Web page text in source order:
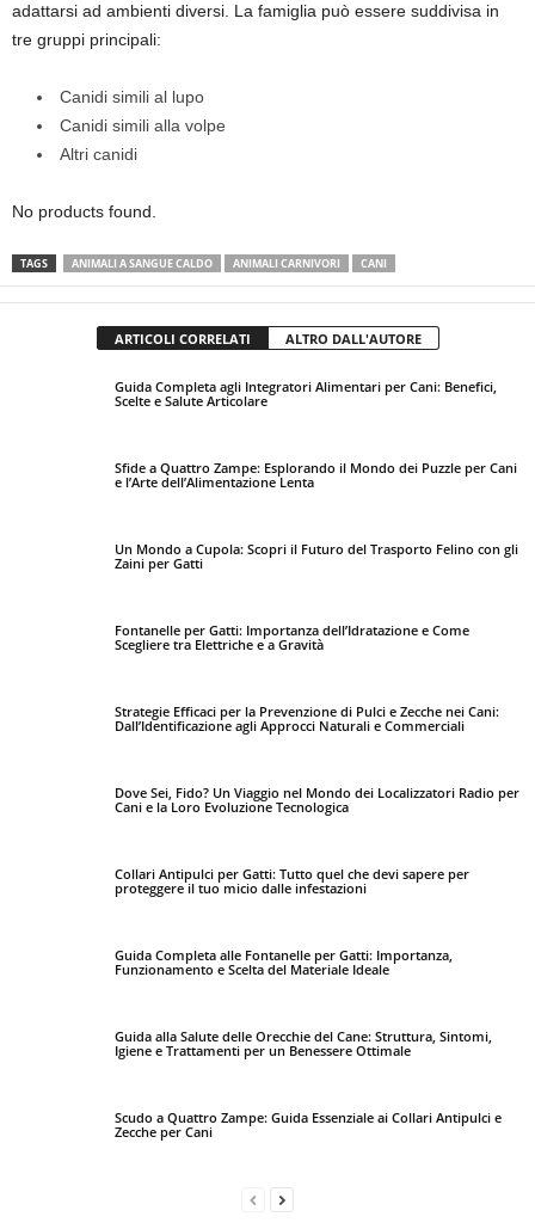
adattarsi ad ambienti diversi. La famiglia può essere suddivisa in
tre gruppi principali:
Canidi simili al lupo
Canidi simili alla volpe
Altri canidi
No products found.
TAGS ANIMALI A SANGUE CALDO ANIMALI CARNIVORI CANI
ARTICOLI CORRELATI ALTRO DALL'AUTORE
Guida Completa agli Integratori Alimentari per Cani: Benefici,
Scelte e Salute Articolare
Sfide a Quattro Zampe: Esplorando il Mondo dei Puzzle per Cani
e l’Arte dell’Alimentazione Lenta
Un Mondo a Cupola: Scopri il Futuro del Trasporto Felino con gli
Zaini per Gatti
Fontanelle per Gatti: Importanza dell’Idratazione e Come
Scegliere tra Elettriche e a Gravità
Strategie Efficaci per la Prevenzione di Pulci e Zecche nei Cani:
Dall’Identificazione agli Approcci Naturali e Commerciali
Dove Sei, Fido? Un Viaggio nel Mondo dei Localizzatori Radio per
Cani e la Loro Evoluzione Tecnologica
Collari Antipulci per Gatti: Tutto quel che devi sapere per
proteggere il tuo micio dalle infestazioni
Guida Completa alle Fontanelle per Gatti: Importanza,
Funzionamento e Scelta del Materiale Ideale
Guida alla Salute delle Orecchie del Cane: Struttura, Sintomi,
Igiene e Trattamenti per un Benessere Ottimale
Scudo a Quattro Zampe: Guida Essenziale ai Collari Antipulci e
Zecche per Cani